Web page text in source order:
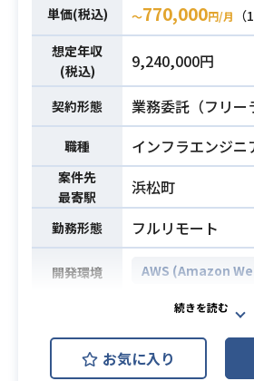
単価(税込) 〜770,000円/月
想定年収
(税込)
9,240,000円
契約形態 業務委託（フリー
職種 インフラエンジニ
案件先
最寄駅
浜松町
勤務形態 フルリモート
開発環境 AWS (Amazon
航空会社向けに
ラットフォームの
担当いただきます
お気に入り